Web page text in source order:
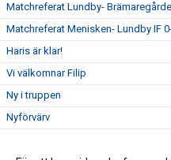
Matchreferat Lundby-
Matchreferat Menisken- Lundby IF
Haris är klar!
Vi välkomnar Filip
Ny i truppen
Nyförvärv